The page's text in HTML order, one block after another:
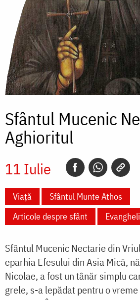
Sfântul Mucenic
Aghioritul
11 Iulie
Viață
Sfântul Munte Athos
Articole despre sfânt
Sfântul Mucenic Nectarie din
eparhia Efesului din Asia Mică,
Nicolae, a fost un tânăr simplu
grele, s-a lepădat pentru o